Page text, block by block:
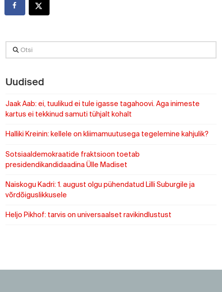
Otsi
Uudised
Jaak Aab: ei, tuulikud ei tule igasse tagahoovi. Aga inimeste
kartus ei tekkinud samuti tühjalt kohalt
Halliki Kreinin: kellele on kliimamuutusega tegelemine kahjulik?
Sotsiaaldemokraatide fraktsioon toetab
presidendikandidaadina Ülle Madiset
Naiskogu Kadri: 1. august olgu pühendatud Lilli Suburgile ja
võrdõiguslikkusele
Heljo Pikhof: tarvis on universaalset ravikindlustust